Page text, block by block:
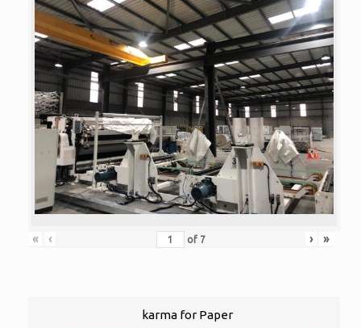
« ‹ of 7 › »
karma for Paper